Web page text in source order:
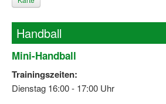
Handball
Mini-Handball
Trainingszeiten:
Dienstag 16:00 - 17:00 Uhr